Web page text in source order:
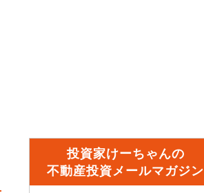
投資家けーちゃんの
不動産投資メールマガジン